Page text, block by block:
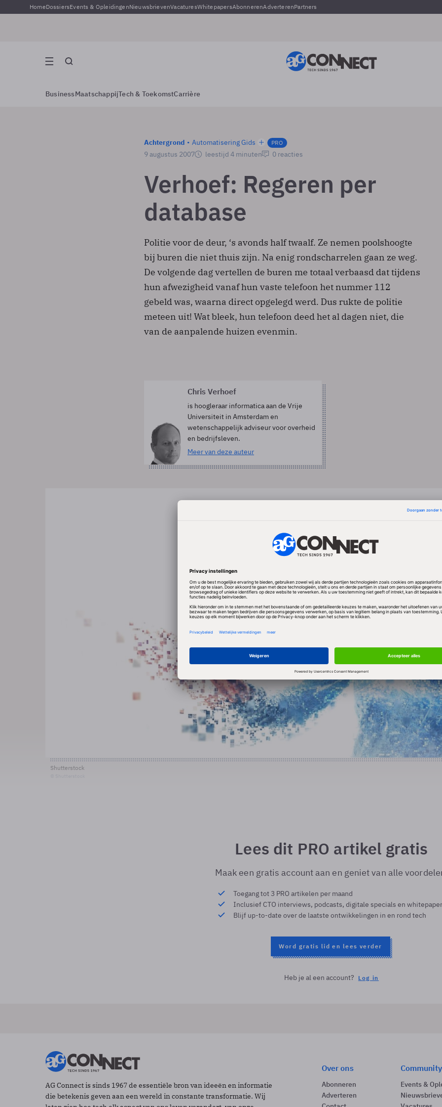
HomeDossiersEvents & OpleidingenNieuwsbrievenVacaturesWhitepapersAbonnerenAdverterenPartners
BusinessMaatschappijTech & ToekomstCarrière
Achtergrond Automatisering Gids PRO
9 augustus 2007 leestijd 4 minuten 0 reacties
Verhoef: Regeren per
database
Politie voor de deur, ‘s avonds half twaalf. Ze nemen poolshoogte
bij buren die niet thuis zijn. Na enig rondscharrelen gaan ze weg.
De volgende dag vertellen de buren me totaal verbaasd dat tijdens
hun afwezigheid vanaf hun vaste telefoon het nummer 112
gebeld was, waarna direct opgelegd werd. Dus rukte de politie
meteen uit! Wat bleek, hun telefoon deed het al dagen niet, die
van de aanpalende huizen evenmin.
Chris Verhoef
is hoogleraar informatica aan de Vrije
Universiteit in Amsterdam en
wetenschappelijk adviseur voor overheid
en bedrijfsleven.
Meer van deze auteur
Shutterstock
Lees dit PRO artikel gratis
Maak een gratis account aan en geniet van alle
Toegang tot 3 PRO artikelen per maand
Inclusief CTO interviews, podcasts, digitale specials en
Blijf up-to-date over de laatste ontwikkelingen in en rond tech
Word gratis lid en lees verder
Heb je al een account? Log in
AG Connect is sinds 1967 de essentiële bron van ideeën en informatie
die betekenis geven aan een wereld in constante transformatie. Wij
Over ons
Abonneren
Adverteren
Community
Events &